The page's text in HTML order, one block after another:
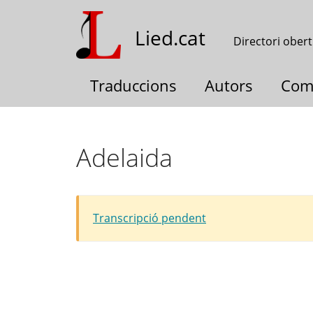
Lied.cat Directori
Traduccions Autors
Adelaida
Transcripció pendent